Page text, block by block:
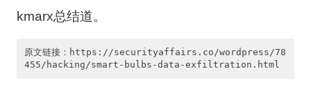
kmarx总结道。
原文链接：https://securityaffairs.co/wordpress/78